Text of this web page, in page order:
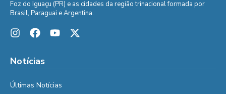
Foz do Iguaçu (PR) e as cidades da região trinacional formada por
Brasil, Paraguai e Argentina.
Notícias
Últimas Notícias